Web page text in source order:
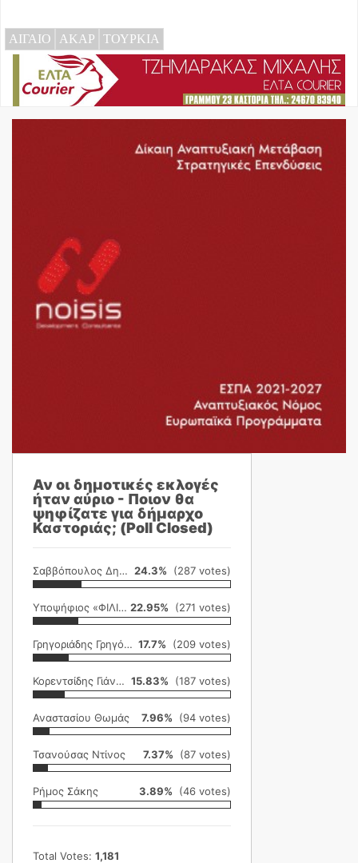
ΑΙΓΑΙΟ ΑΚΑΡ ΤΟΥΡΚΙΑ
Αν οι δημοτικές εκλογές
ήταν αύριο - Ποιον θα
ψηφίζατε για δήμαρχο
Καστοριάς; (Poll Closed)
Σαββόπουλος Δημήτρης 24.3% (287 votes)
Υποψήφιος «ΦΙΛΙΚΗ ΕΤΑΙΡΕΙΑ» 22.95% (271 votes)
Γρηγοριάδης Γρηγόρης 17.7% (209 votes)
Κορεντσίδης Γιάννης 15.83% (187 votes)
Αναστασίου Θωμάς 7.96% (94 votes)
Τσανούσας Ντίνος 7.37% (87 votes)
Ρήμος Σάκης 3.89% (46 votes)
Total Votes: 1,181